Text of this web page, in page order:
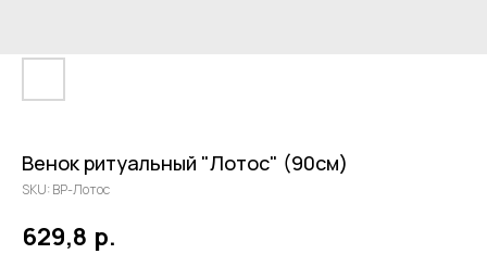
Венок ритуальный "Лотос" (90см)
SKU: ВР-Лотос
629,8 р.